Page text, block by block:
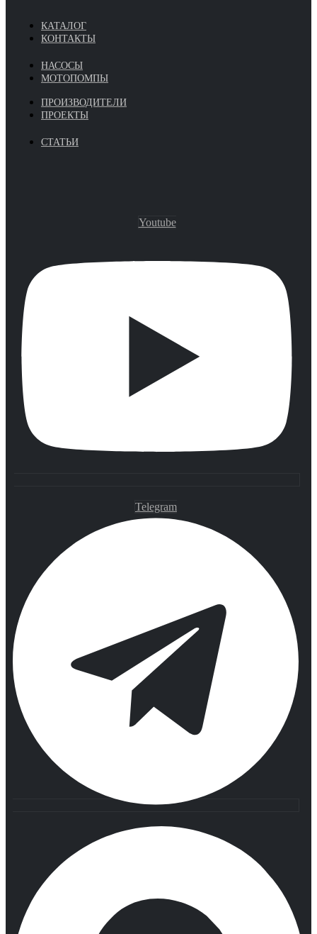
КАТАЛОГ
КОНТАКТЫ
НАСОСЫ
МОТОПОМПЫ
ПРОИЗВОДИТЕЛИ
ПРОЕКТЫ
СТАТЬИ
Youtube
Telegram